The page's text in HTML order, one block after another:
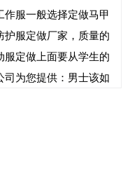
作服一般选择定做马甲
护服定做厂家，质量的
服定做上面要从学生的
司为您提供：男士该如